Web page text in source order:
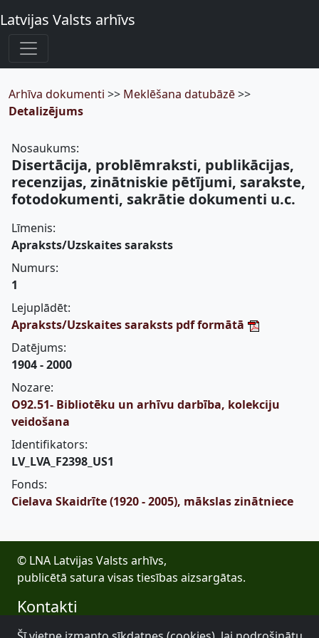
Latvijas Valsts arhīvs
Arhīva dokumenti >> Meklēšana datubāzē>>
Detalizējums
Nosaukums:
Disertācija, problēmraksti, publikācijas,
recenzijas, zinātniskie pētījumi, sarakste,
fotodokumenti, sakrātie dokumenti u.c.
Līmenis:
Apraksts/Uzskaites saraksts
Numurs:
1
Lejuplādēt:
Apraksts/Uzskaites saraksts pdf formātā
Datējums:
1904 - 2000
Nozare:
O92.51- Bibliotēku un arhīvu darbība, kolekciju
veidošana
Identifikators:
LV_LVA_F2398_US1
Fonds:
Cielava Skaidrīte (1920 - 2005), mākslas zinātniece
© LNA Latvijas Valsts arhīvs,
publicētā satura visas tiesības aizsargātas.
Kontakti
E-pasts: lva@arhivi.gov.lv